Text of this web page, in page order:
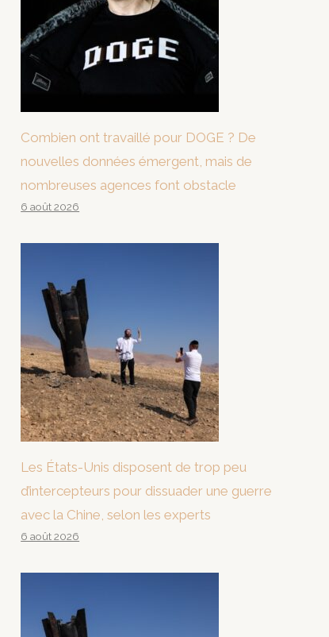
Combien ont travaillé pour DOGE ? De
nouvelles données émergent, mais de
nombreuses agences font obstacle
6 août 2026
Les États-Unis disposent de trop peu
d’intercepteurs pour dissuader une guerre
avec la Chine, selon les experts
6 août 2026